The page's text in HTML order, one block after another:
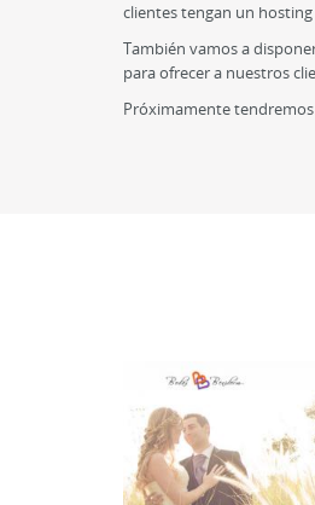
clientes tengan un
También vamos a
para ofrecer a nuestros
Próximamente